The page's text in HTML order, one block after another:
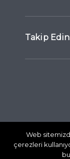
Takip Edin
Web
çerezleri